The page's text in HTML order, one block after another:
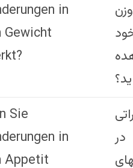
in
Gewicht
Sie
in
Appetit
در